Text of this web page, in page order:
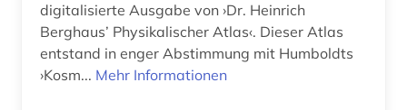
design (1)
design history (1)
digitalisierte Ausgabe von ›Dr. Heinrich
Berghaus’ Physikalischer Atlas‹. Dieser Atlas
entstand in enger Abstimmung mit Humboldts
›Kosm... Mehr Informationen